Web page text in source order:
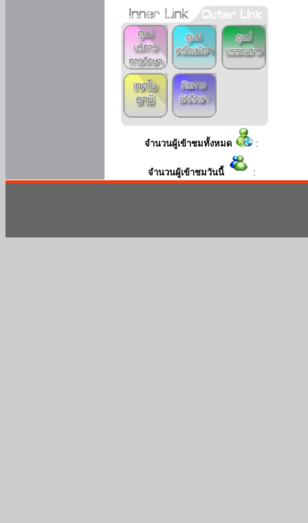
จำนวนผู้เข้าชมทั้งหมด :
จำนวนผู้เข้าชมวันนี้ :